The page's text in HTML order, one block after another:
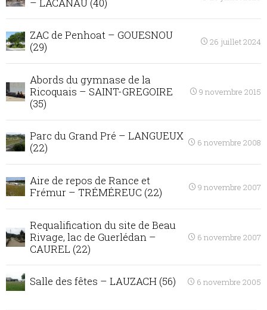
ZAC de Penhoat – GOUESNOU
(29)
26 juillet 2024
Abords du gymnase de la
Ricoquais – SAINT-GREGOIRE
(35)
9 novembre 2015
Parc du Grand Pré – LANGUEUX
(22)
6 novembre 2008
Aire de repos de Rance et
Frémur – TRÉMÉREUC (22)
9 novembre 2007
Requalification du site de Beau
Rivage, lac de Guerlédan –
CAUREL (22)
6 novembre 2007
Salle des fêtes – LAUZACH (56) 6 novembre 2005